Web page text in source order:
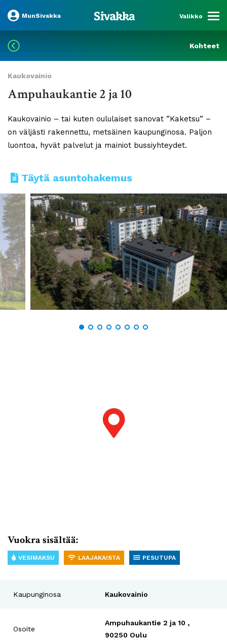
MunSivakka Valikko
Kohteet
Kaukovainio
Ampuhaukantie 2 ja 10
Kaukovainio – tai kuten oululaiset sanovat ”Kaketsu” –
on väljästi rakennettu, metsäinen kaupunginosa. Paljon
luontoa, hyvät palvelut ja mainiot bussiyhteydet.
Täytä asuntohakemus
Vuokra sisältää:
VESIMAKSU LAAJAKAISTA PESUTUPA
Kaupunginosa Kaukovainio
Osoite
Ampuhaukantie 2 ja 10 ,
90250 Oulu